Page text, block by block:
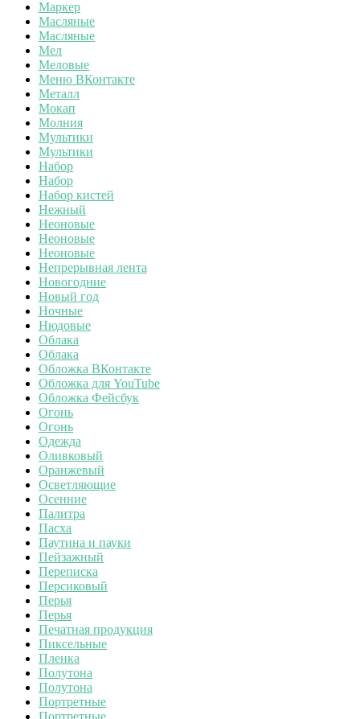
Маркер
Масляные
Масляные
Мел
Меловые
Меню ВКонтакте
Металл
Мокап
Молния
Мультики
Мультики
Набор
Набор
Набор кистей
Нежный
Неоновые
Неоновые
Неоновые
Непрерывная лента
Новогодние
Новый год
Ночные
Нюдовые
Облака
Облака
Обложка ВКонтакте
Обложка для YouTube
Обложка Фейсбук
Огонь
Огонь
Одежда
Оливковый
Оранжевый
Осветляющие
Осенние
Палитра
Пасха
Паутина и пауки
Пейзажный
Переписка
Персиковый
Перья
Перья
Печатная продукция
Пиксельные
Пленка
Полутона
Полутона
Портретные
Портретные